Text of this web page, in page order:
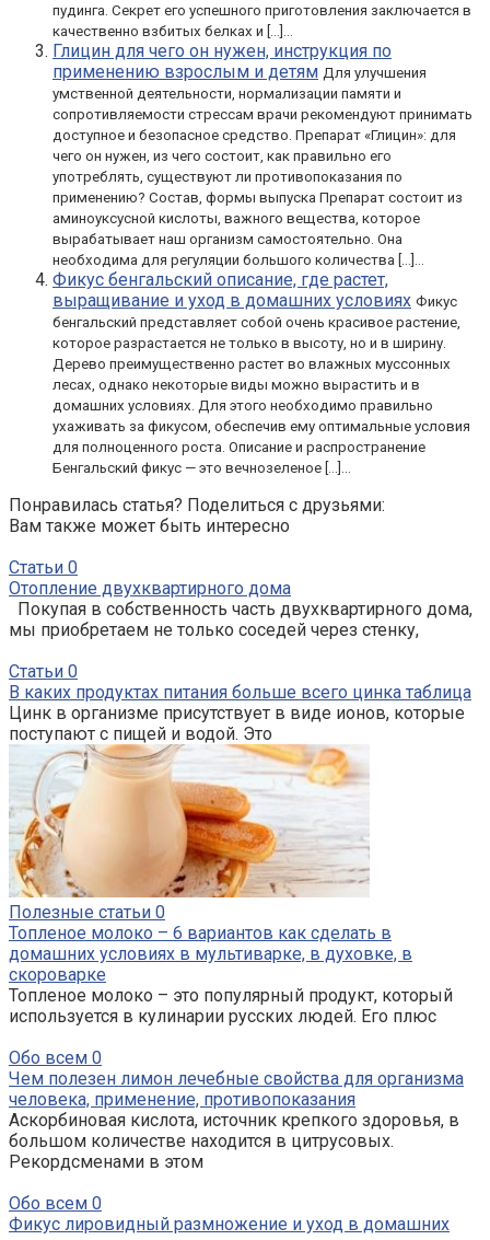
пудинга. Секрет его успешного приготовления заключается в
качественно взбитых белках и […]...
Глицин для чего он нужен, инструкция по
применению взрослым и детям Для улучшения
умственной деятельности, нормализации памяти и
сопротивляемости стрессам врачи рекомендуют принимать
доступное и безопасное средство. Препарат «Глицин»: для
чего он нужен, из чего состоит, как правильно его
употреблять, существуют ли противопоказания по
применению? Состав, формы выпуска Препарат состоит из
аминоуксусной кислоты, важного вещества, которое
вырабатывает наш организм самостоятельно. Она
необходима для регуляции большого количества […]...
Фикус бенгальский описание, где растет,
выращивание и уход в домашних условиях Фикус
бенгальский представляет собой очень красивое растение,
которое разрастается не только в высоту, но и в ширину.
Дерево преимущественно растет во влажных муссонных
лесах, однако некоторые виды можно вырастить и в
домашних условиях. Для этого необходимо правильно
ухаживать за фикусом, обеспечив ему оптимальные условия
для полноценного роста. Описание и распространение
Бенгальский фикус — это вечнозеленое […]...
Понравилась статья? Поделиться с друзьями:
Вам также может быть интересно
Статьи 0
Отопление двухквартирного дома
Покупая в собственность часть двухквартирного дома,
мы приобретаем не только соседей через стенку,
Статьи 0
В каких продуктах питания больше всего цинка таблица
Цинк в организме присутствует в виде ионов, которые
поступают с пищей и водой. Это
Полезные статьи 0
Топленое молоко – 6 вариантов как сделать в
домашних условиях в мультиварке, в духовке, в
скороварке
Топленое молоко – это популярный продукт, который
используется в кулинарии русских людей. Его плюс
Обо всем 0
Чем полезен лимон лечебные свойства для организма
человека, применение, противопоказания
Аскорбиновая кислота, источник крепкого здоровья, в
большом количестве находится в цитрусовых.
Рекордсменами в этом
Обо всем 0
Фикус лировидный размножение и уход в домашних